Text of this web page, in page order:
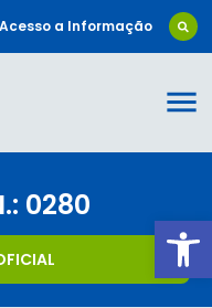
Acesso a Informação
0280